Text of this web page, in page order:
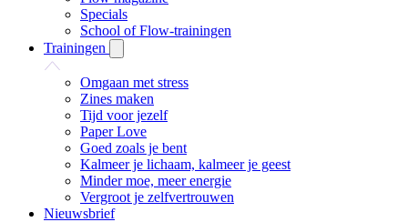
Specials
School of Flow-trainingen
Trainingen
Omgaan met stress
Zines maken
Tijd voor jezelf
Paper Love
Goed zoals je bent
Kalmeer je lichaam, kalmeer je geest
Minder moe, meer energie
Vergroot je zelfvertrouwen
Nieuwsbrief